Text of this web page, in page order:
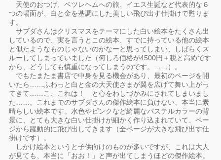
天使のおつげ、ベツレヘムへの旅、イエス生誕など代表的な６
つの場面が、白と金を基調にした美しい飛び出す仕掛けで甦りま
す。
サブダさんはクリスマスをテーマにした白い絵本をたくさん出
しているので、実を言うとこの絵本、すでに持っている他の絵本
と似たようなものじゃないのかなーと思ってしまい、しばらくス
ルーしてしまっていました（何しろ価格が4500円＋税と高めです
から、どうしても慎重になってしまうのです。……）。
でもたまたま書店で中身を見る機会があり、最初のページを開
いたら……ふわっと白と金の大天使さまが翼を広げて舞い上がっ
てきて……こ、これは！ と心をわしづかみにされてしまいまし
た……。これまでのサブダさんの傑作絵本に負けない、本当に素
晴らしい絵本です。水色やピンクなど綺麗なパステルカラーの背
景に、とても大きな白い仕掛けが細かく作り込まれていて、ペー
ジから躍動的に飛び出してきます（全ページが大きな飛び出す仕
掛けです）。
しかけ絵本というと子供向けのものが多いですが、これは大人
が見ても、本当に「おお！」と声が出てしまうほどの傑作絵本。